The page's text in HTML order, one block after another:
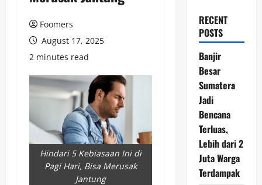
Foomers
August 17, 2025
2 minutes read
Hindari 5 Kebiasaan Ini di
Pagi Hari, Bisa Merusak
Jantung
RECENT
POSTS
Banjir
Besar
Sumatera
Jadi
Bencana
Terluas,
Lebih dari 2
Juta Warga
Terdampak